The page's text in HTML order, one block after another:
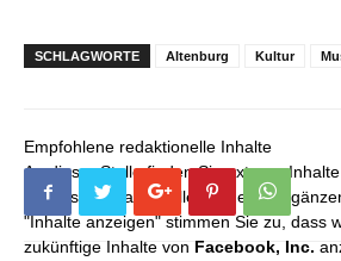
SCHLAGWORTE Altenburg Kultur
Empfohlene redaktionelle Inhalte
An dieser Stelle finden Sie externe
die unser redaktionelles Angebot
"Inhalte anzeigen" stimmen Sie zu, dass
zukünftige Inhalte von Facebook, Inc.